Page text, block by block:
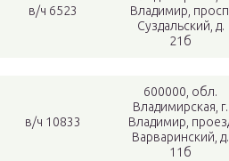
в/ч 6523
Владимир,
Суздальский, д.
21б
в/ч 10833
600000, обл.
Владимирская, г.
Владимир,
Варваринский, д.
11б